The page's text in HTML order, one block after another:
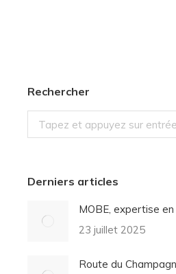
Rechercher
Derniers articles
MOBE, expertise
23 juillet 2025
Route du